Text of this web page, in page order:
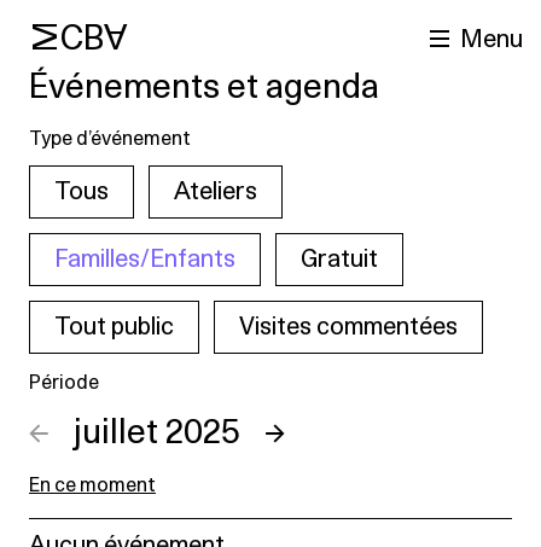
MCBA Menu
Événements et agenda
Type d’événement
Tous Ateliers
Familles/Enfants Gratuit
Tout public Visites commentées
Période
← juillet 2025 →
En ce moment